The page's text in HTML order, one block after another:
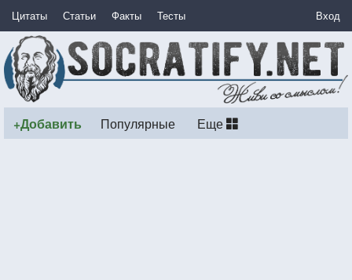
Цитаты Статьи Факты Тесты Вход
+Добавить Популярные Еще